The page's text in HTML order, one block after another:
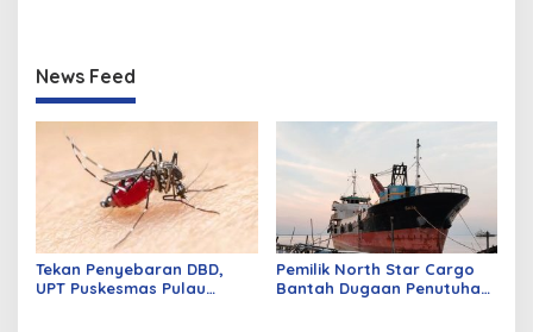
News Feed
Tekan Penyebaran DBD,
UPT Puskesmas Pulau
Pemilik North Star Cargo
Bantah Dugaan Penutuhan